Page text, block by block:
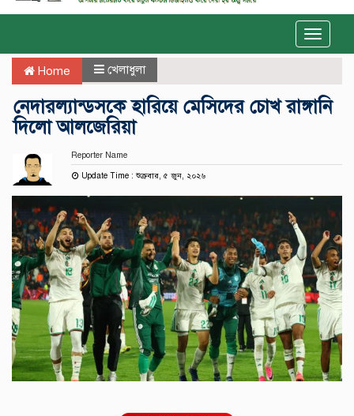
Toggle
Home খেলাধুলা
নেদারল্যান্ডসকে হারিয়ে মেসিদের চোখ রাঙ্গানি
দিলো আলজেরিয়া
Reporter Name
Update Time : শুক্রবার, ৫ জুন, ২০২৬